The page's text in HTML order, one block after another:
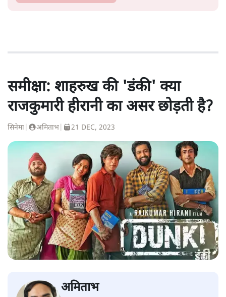
समीक्षा: शाहरुख की 'डंकी' क्या
राजकुमारी हीरानी का असर छोड़ती है?
सिनेमा अमिताभ 21 DEC, 2023
अमिताभ